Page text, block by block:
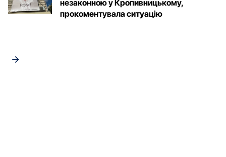
незаконною у Кропивницькому,
прокоментувала ситуацію